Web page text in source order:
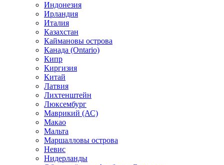
Индонезия
Ирландия
Италия
Казахстан
Каймановы острова
Канада (Ontario)
Кипр
Киргизия
Китай
Латвия
Лихтенштейн
Люксембург
Маврикий (АС)
Макао
Мальта
Маршалловы острова
Нeвис
Нидерланды